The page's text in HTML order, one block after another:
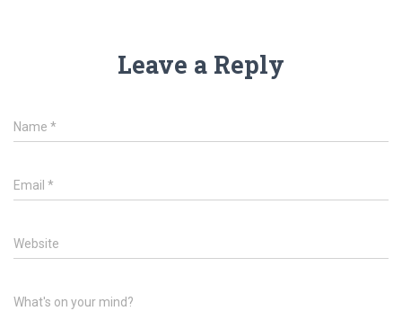
Leave a Reply
Name *
Email *
Website
What's on your mind?